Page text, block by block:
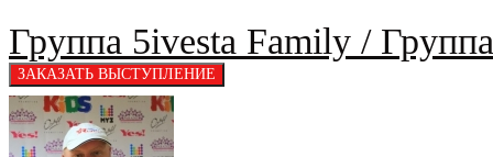
Группа 5ivesta Family /